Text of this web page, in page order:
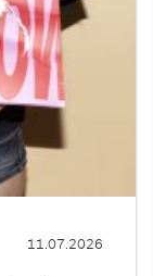
11.07.2026